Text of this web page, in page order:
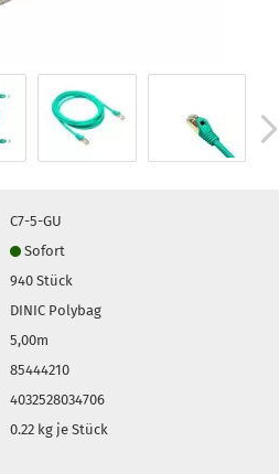
C7-5-GU
Sofort
940Stück
DINIC Polybag
5,00m
85444210
4032528034706
0.22 kg je Stück